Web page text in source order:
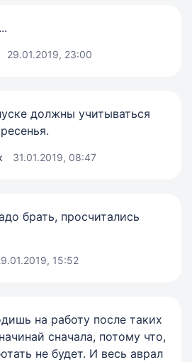
29.01.2019, 23:00
должны учитываться
31.01.2019, 08:47
брать, просчитались
15:52
на работу после таких
сначала, потому что,
не будет. И весь аврал